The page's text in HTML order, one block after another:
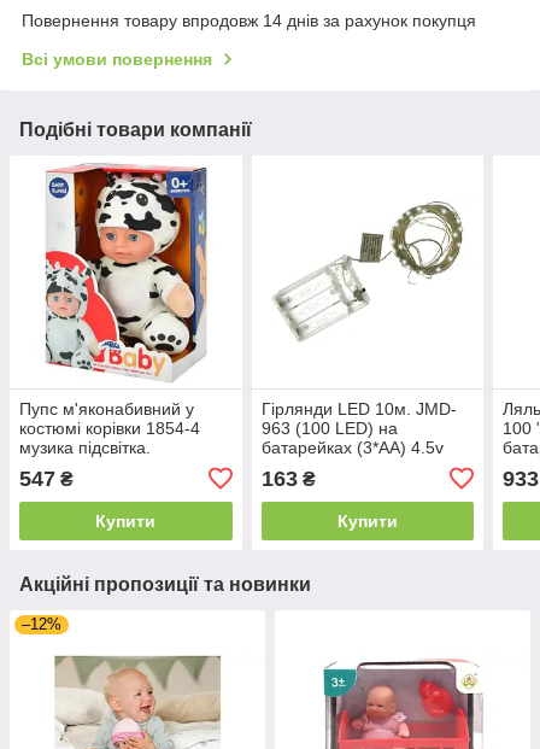
Повернення товару впродовж 14 днів за рахунок покупця
Всі умови повернення
Подібні товари компанії
Пупс м'яконабивний у
костюмі корівки 1854-4
музика підсвітка.
547 ₴
Купити
Гірлянди LED 10м. JMD-
963 (100 LED) на
батарейках (3*АА) 4.5v
163₴
Купити
100
933
Акційні пропозиції та новинки
–12%